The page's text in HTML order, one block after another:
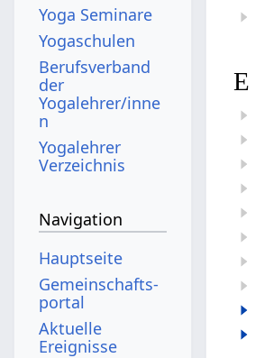
E
Yoga Seminare
Yogaschulen
Berufsverband
der
Yogalehrer/inne
n
Yogalehrer
Verzeichnis
Navigation
Hauptseite
Gemeinschafts­
portal
Aktuelle
Ereignisse